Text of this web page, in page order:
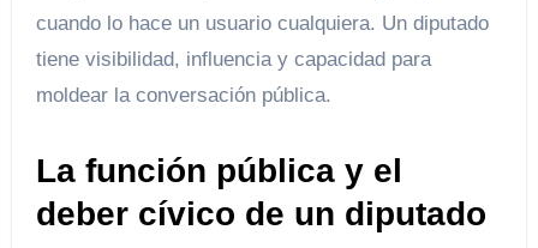
cuando lo hace un usuario cualquiera. Un diputado
tiene visibilidad, influencia y capacidad para
moldear la conversación pública.
La función pública y el
deber cívico de un diputado